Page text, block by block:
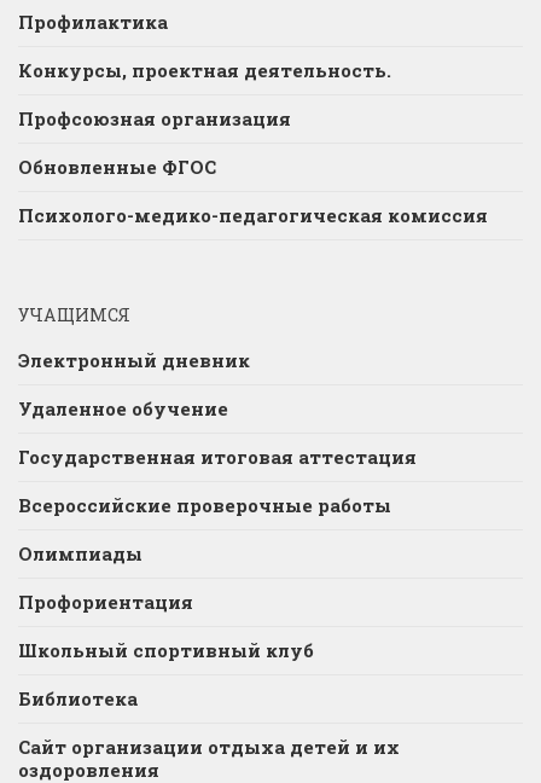
Профилактика
Конкурсы, проектная деятельность.
Профсоюзная организация
Обновленные ФГОС
Психолого-медико-педагогическая комиссия
УЧАЩИМСЯ
Электронный дневник
Удаленное обучение
Государственная итоговая аттестация
Всероссийские проверочные работы
Олимпиады
Профориентация
Школьный спортивный клуб
Библиотека
Сайт организации отдыха детей и их
оздоровления